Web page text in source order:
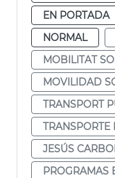
EN PORTADA
NORMAL
MOBILITAT
MOVILIDAD
TRANSPORT
TRANSPORTE
JESÚS
PROGRAMAS